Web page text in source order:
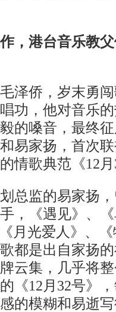
港台音乐教父
侨，岁末勇闯
功，他对音乐
的嗓音，最终
易家扬，首次
情歌典范《12
监的易家扬，
，《遇见》、
月光爱人》、
都是出自家扬
云集，几乎将
《12月32号》
的模糊和易逝